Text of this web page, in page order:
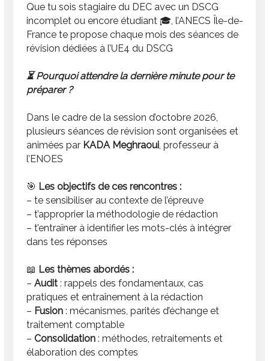
Que tu sois stagiaire du DEC avec un DSCG
incomplet ou encore étudiant 🎓, l’ANECS Île-de-
France te propose chaque mois des séances de
révision dédiées à l’UE4 du DSCG
⏳ Pourquoi attendre la dernière minute pour te
préparer ?
Dans le cadre de la session d’octobre 2026,
plusieurs séances de révision sont organisées et
animées par KADA Meghraoui , professeur à
l’ENOES
🎯 Les objectifs de ces rencontres :
– te sensibiliser au contexte de l’épreuve
– t’approprier la méthodologie de rédaction
– t’entraîner à identifier les mots-clés à intégrer
dans tes réponses
📖 Les thèmes abordés :
–Audit : rappels des fondamentaux, cas
pratiques et entraînement à la rédaction
– Fusion : mécanismes, parités d’échange et
traitement comptable
–Consolidation : méthodes, retraitements et
élaboration des comptes